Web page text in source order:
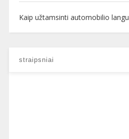
Kaip užtamsinti automobilio
straipsniai